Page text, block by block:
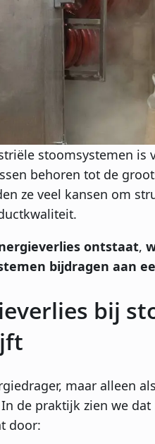
stoomsystemen is
behoren tot de
ze veel kansen om
ontstaat,
bijdragen aan
bij
maar alleen
de praktijk zien we
door: